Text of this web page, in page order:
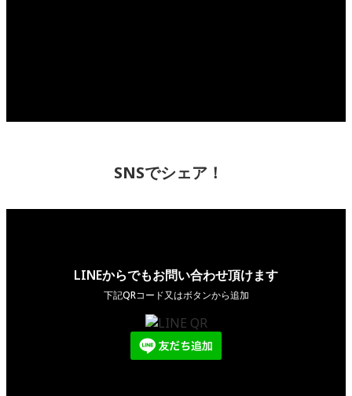
SNSでシェア！
LINEからでもお問い合わせ頂けます
下記QRコード又はボタンから追加